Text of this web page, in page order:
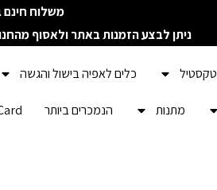
משלוח חינם
ניתן לבצע הזמנות באתר ולאסוף
טקסטיל כלים לאפיה בישול והגשה
מתנות הנמכרים ביותר